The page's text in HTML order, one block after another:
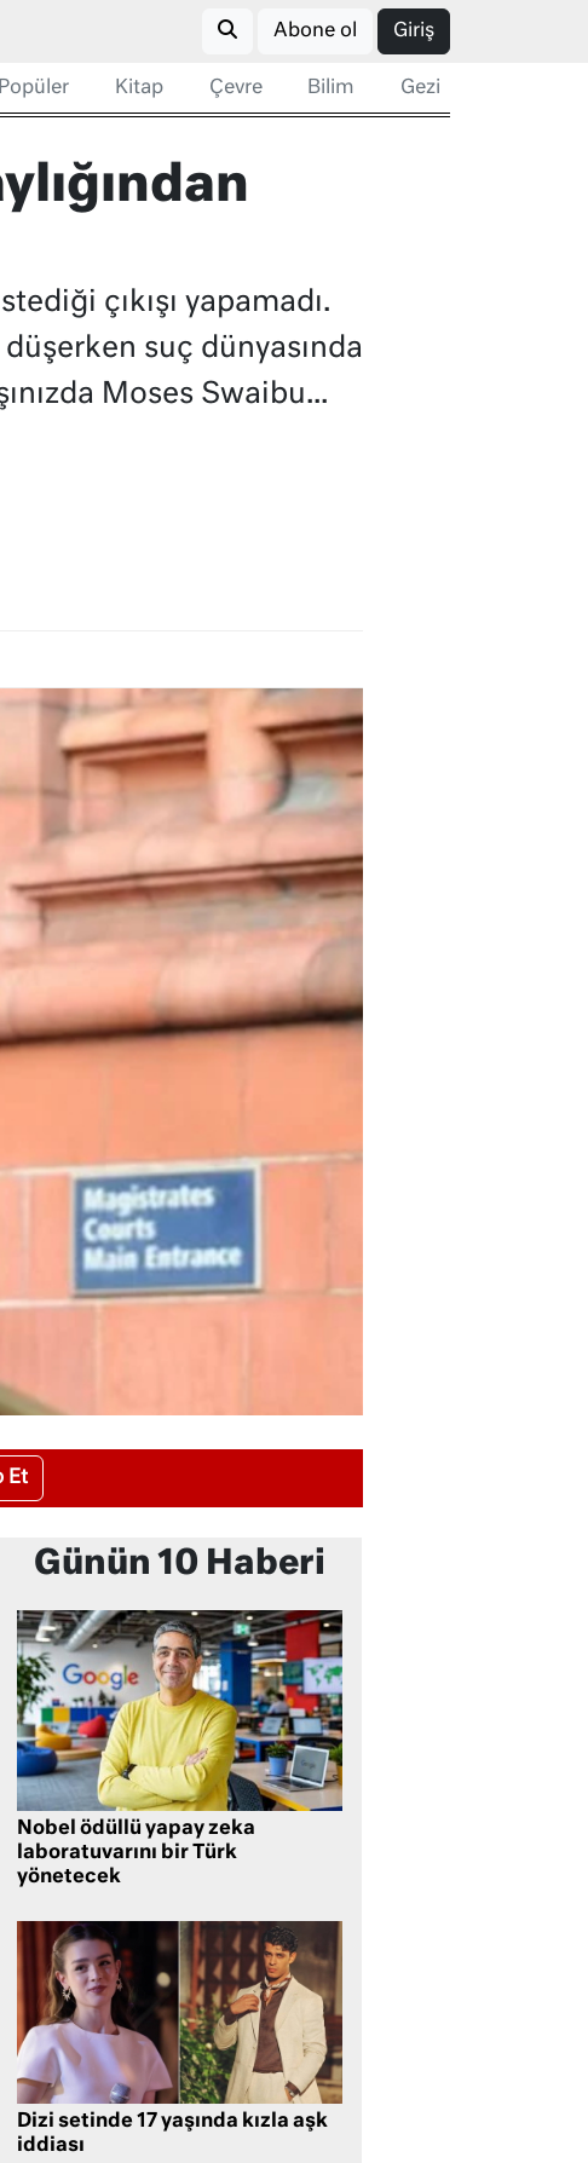
Abone ol Giriş
Popüler Kitap Çevre Bilim Gezi
çıkışı yapamadı.
suç dünyasında
Moses Swaibu...
Et
Günün 10 Haberi
Nobel ödüllü yapay zeka
laboratuvarını bir Türk
yönetecek
Dizi setinde 17 yaşında kızla aşk
iddiası